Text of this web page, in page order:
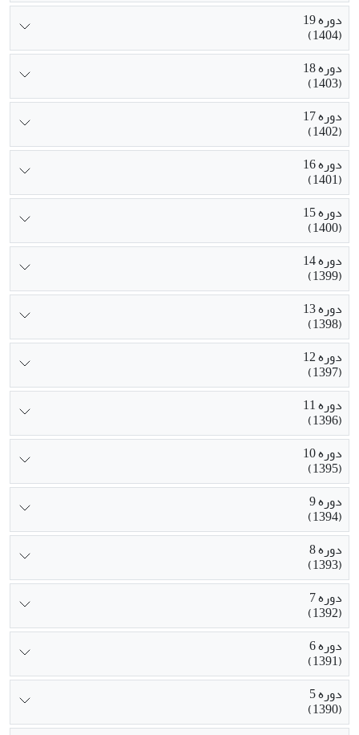
دوره 19
(1404)
دوره 18
(1403)
دوره 17
(1402)
دوره 16
(1401)
دوره 15
(1400)
دوره 14
(1399)
دوره 13
(1398)
دوره 12
(1397)
دوره 11
(1396)
دوره 10
(1395)
دوره 9
(1394)
دوره 8
(1393)
دوره 7
(1392)
دوره 6
(1391)
دوره 5
(1390)